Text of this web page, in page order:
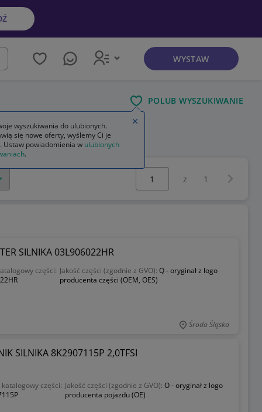
WYSTAW
POLUB WYSZUKIWANIE
bezszczotkowego
Wybierz stronę:
z 1
SILNIKA 03L906022HR
części: Jakość części (zgodnie z GVO):Q - oryginał z logo
producenta części (OEM, OES)
Środa Śląska
SILNIKA 8K2907115P 2,0TFSI
części: Jakość części (zgodnie z GVO):O - oryginał z logo
producenta pojazdu (OE)
wyszukiwania do ulubionych.
się nowe oferty, wyślemy Ci je
Ustaw powiadomienia w ulubionych
.
Zamknij wskazówkę